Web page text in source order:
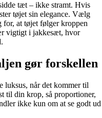
tæt – ikke stramt. Hvis
tøjet sin elegance. Vælg
at tøjet følger kroppen
vigtigt i jakkesæt, hvor
gør forskellen
luksus, når det kommer til
til din krop, så proportioner,
ikke kun om at se godt ud